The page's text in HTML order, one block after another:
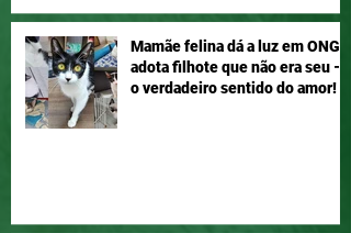
Mamãe felina dá a luz em ONG e
adota filhote que não era seu –
o verdadeiro sentido do amor!